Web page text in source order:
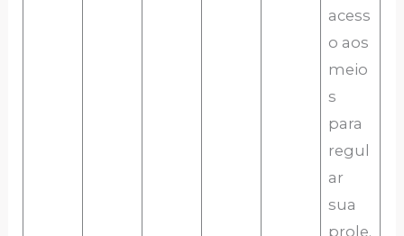
acess
o aos
meio
s
para
regul
ar
sua
prole.